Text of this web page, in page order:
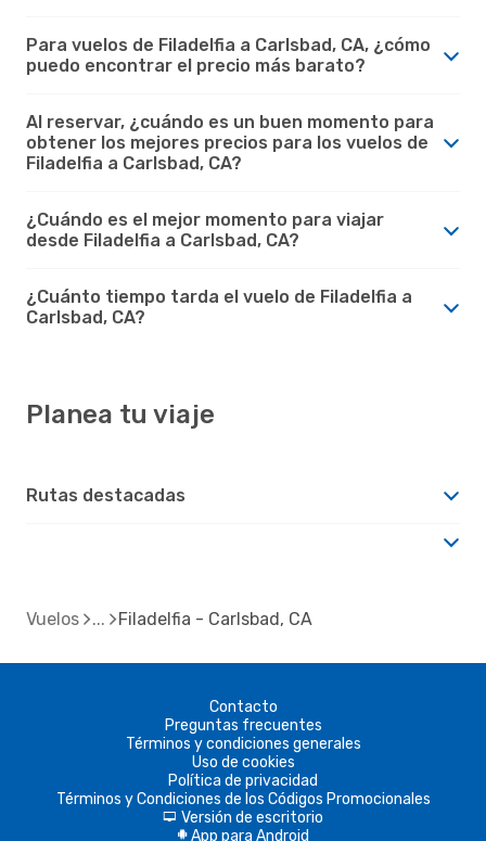
Para vuelos de Filadelfia a Carlsbad, CA, ¿cómo
puedo encontrar el precio más barato?
Al reservar, ¿cuándo es un buen momento para
obtener los mejores precios para los vuelos de
Filadelfia a Carlsbad, CA?
¿Cuándo es el mejor momento para viajar
desde Filadelfia a Carlsbad, CA?
¿Cuánto tiempo tarda el vuelo de Filadelfia a
Carlsbad, CA?
Planea tu viaje
Rutas destacadas
Vuelos Filadelfia - Carlsbad, CA
Contacto
Preguntas frecuentes
Términos y condiciones generales
Uso de cookies
Política de privacidad
Términos y Condiciones de los Códigos Promocionales
d Versión de escritorio
A App para Android